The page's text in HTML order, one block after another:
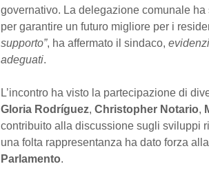
governativo. La delegazione comunale
per garantire un futuro migliore per i
supporto”, ha affermato il sindaco,
adeguati.
L’incontro ha visto la partecipazione di
Gloria Rodríguez, Christopher Notario,
contribuito alla discussione sugli sviluppi
una folta rappresentanza ha dato forza
Parlamento.